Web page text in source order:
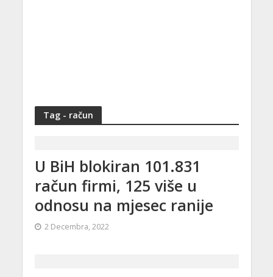
Tag - račun
U BiH blokiran 101.831
račun firmi, 125 više u
odnosu na mjesec ranije
2 Decembra, 2022